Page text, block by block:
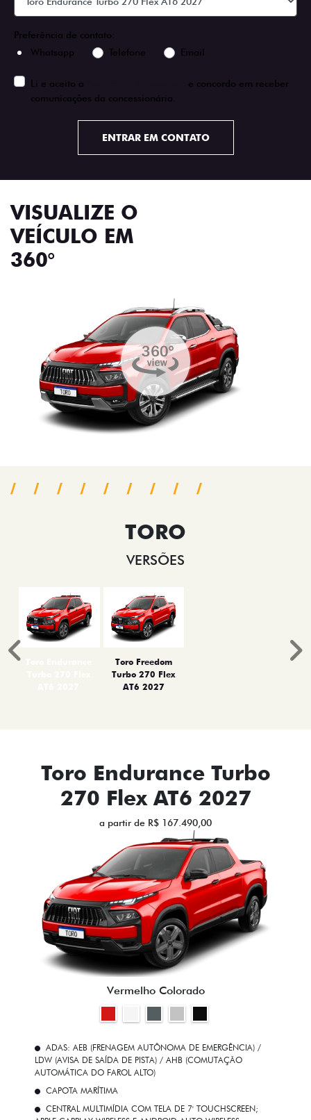
Preferência de contato:
Whatsapp
Telefone Email
Li e aceito a
e concordo em receber
comunicações da concessionária.
ENTRAR EM CONTATO
VISUALIZE O
VEÍCULO EM
360°
TORO
VERSÕES
Toro Freedom
Turbo 270 Flex
AT6 2027
Anterior
Toro Endurance Turbo
270 Flex AT6 2027
a partir de R$ 167.490,00
Vermelho Colorado
ADAS: AEB (FRENAGEM AUTÔNOMA DE EMERGÊNCIA) /
LDW (AVISA DE SAÍDA DE PISTA) / AHB (COMUTAÇÃO
AUTOMÁTICA DO FAROL ALTO)
CAPOTA MARÍTIMA
CENTRAL MULTIMÍDIA COM TELA DE 7' TOUCHSCREEN;